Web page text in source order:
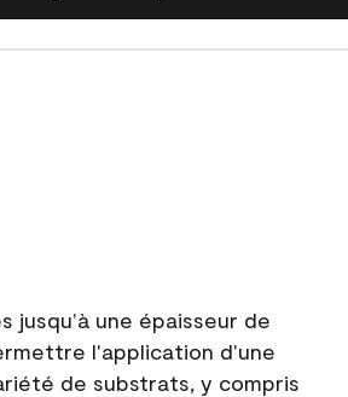
jusqu’à une épaisseur de
l'application d'une
de substrats, y compris